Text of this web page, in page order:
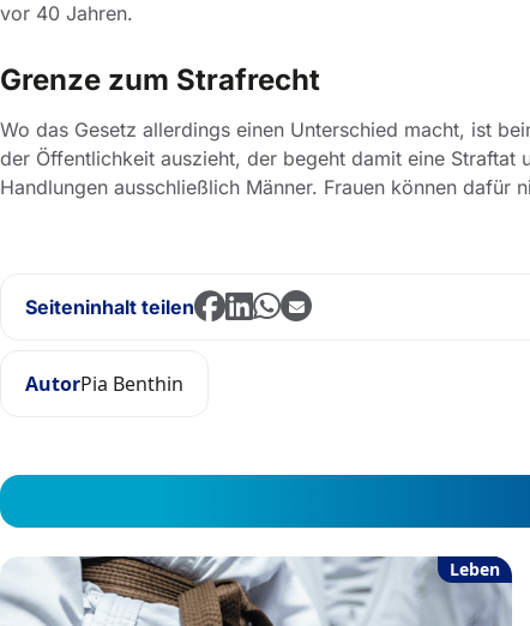
vor 40 Jahren.
Grenze zum Strafrecht
Wo das Gesetz allerdings einen Unterschied macht, ist
der Öffentlichkeit auszieht, der begeht damit eine Straftat
Handlungen ausschließlich Männer. Frauen können dafür
Seiteninhalt teilen
AutorPia Benthin
Leben